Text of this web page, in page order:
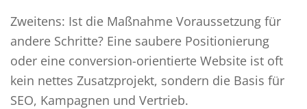
Zweitens: Ist die Maßnahme Voraussetzung für
andere Schritte? Eine saubere Positionierung
oder eine conversion-orientierte Website ist oft
kein nettes Zusatzprojekt, sondern die Basis für
SEO, Kampagnen und Vertrieb.